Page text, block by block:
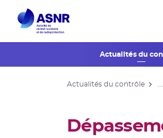
Actualités du
Actualités du contrôle